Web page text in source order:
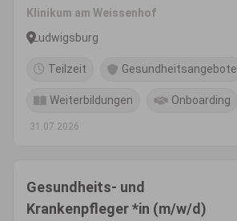
Kinderkrankenpfleger*in
(w/m/d)
Klinikum am Weissenhof
Ludwigsburg
Teilzeit Gesundheitsangebote
Weiterbildungen Onboarding
31.07.2026
Gesundheits- und
Krankenpfleger *in (m/w/d)